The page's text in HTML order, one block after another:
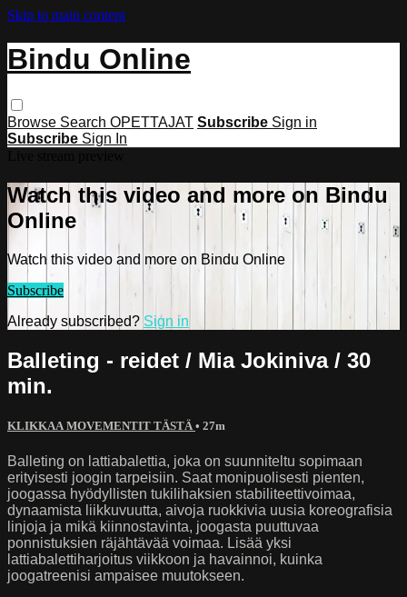
Skip to main content
Bindu Online
Browse Search OPETTAJAT Subscribe Sign in
Subscribe Sign In
Watch this video and more on Bindu
Online
Watch this video and more on Bindu Online
Subscribe
Already subscribed? Sign in
Balleting - reidet / Mia Jokiniva / 30
min.
KLIKKAA MOVEMENTIT TÄSTÄ • 27m
Balleting on lattiabalettia, joka on suunniteltu sopimaan
erityisesti joogin tarpeisiin. Saat monipuolisesti pienten,
joogassa hyödyllisten tukilihaksien stabiliteettivoimaa,
dynaamista liikkuvuutta, aivoja ruokkivia uusia koreografisia
linjoja ja mikä kiinnostavinta, joogasta puuttuvaa
ponnistuksien räjähtävää voimaa. Lisää yksi
lattiabalettiharjoitus viikkoon ja havainnoi, kuinka
joogatreenisi ampaisee muutokseen.